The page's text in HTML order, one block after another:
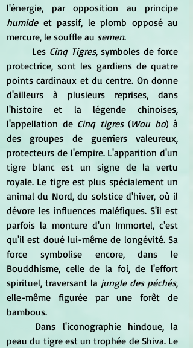
humide et passif, le plomb opposé au
mercure, le souffle au semen.
	Les
Cinq Tigres, symboles de force
protectrice, sont les gardiens de quatre
points cardinaux et du centre. On donne
d'ailleurs à plusieurs reprises, dans
l'histoire et la légende chinoises,
l'appellation de Cinq tigres (Wou bo) à
des groupes de guerriers valeureux,
protecteurs de l'empire. L'apparition d'un
tigre blanc est un signe de la vertu
royale. Le tigre est plus spécialement un
animal du Nord, du solstice d'hiver, où il
dévore les influences maléfiques. S'il est
parfois la monture d'un Immortel, c'est
qu'il est doué lui-même de longévité. Sa
force symbolise encore, dans le
Bouddhisme, celle de la foi, de l'effort
spirituel, traversant la jungle des péchés,
elle-même figurée par une forêt de
bambous.
peau du tigre est un trophée de Shiva. Le